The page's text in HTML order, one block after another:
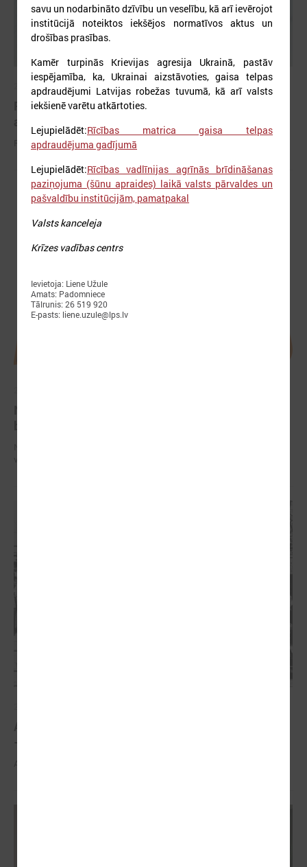
2026. gada 25. maijs
Pieejamas rīcības vadlīnijas institūcijām šūnu
apraides gadījumā
Pieejamas rīcības vadlīnijas institūcijām šūnu apraides gadījumā
savu un nodarbināto dzīvību un veselību, kā arī ievērojot
institūcijā noteiktos iekšējos normatīvos aktus un
drošības prasības.
Kamēr turpinās Krievijas agresija Ukrainā, pastāv
iespējamība, ka, Ukrainai aizstāvoties, gaisa telpas
apdraudējumi Latvijas robežas tuvumā, kā arī valsts
iekšienē varētu atkārtoties.
Lejupielādēt:Rīcības matrica gaisa telpas
apdraudējuma gadījumā
Lejupielādēt:Rīcības vadlīnijas agrīnās brīdināšanas
paziņojuma (šūnu apraides) laikā valsts pārvaldes un
pašvaldību institūcijām, pamatpakal
Valsts kanceleja
Krīzes vadības centrs
Ievietoja: Liene Užule
Amats: Padomniece
Tālrunis: 26 519 920
E-pasts: liene.uzule@lps.lv